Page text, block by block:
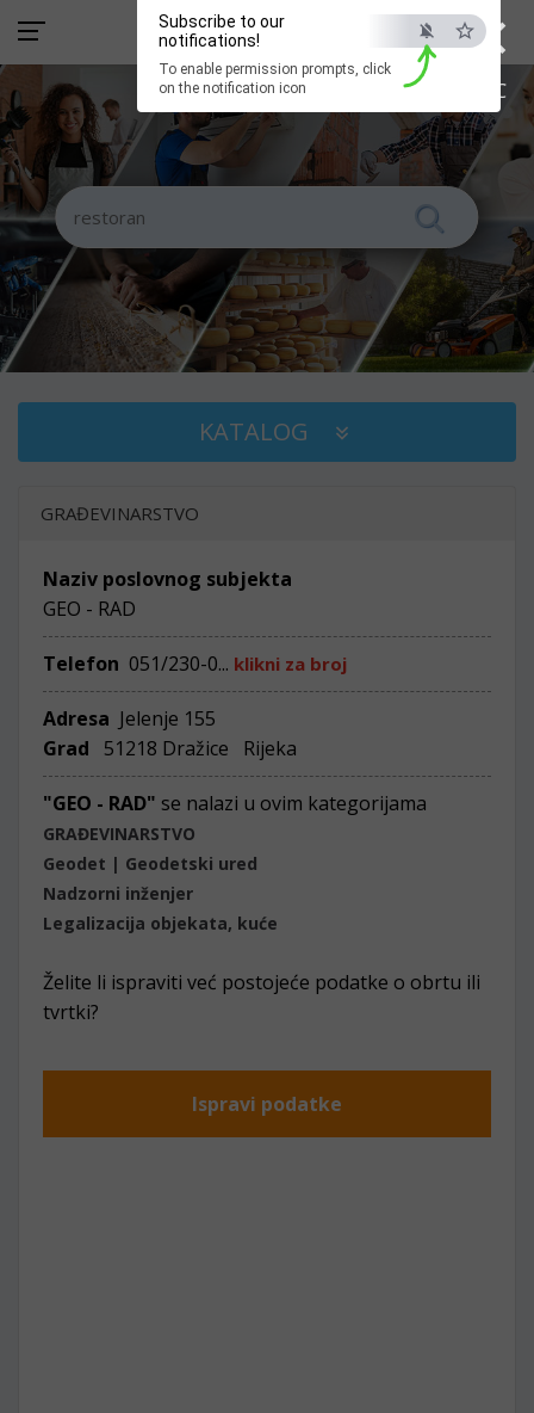
×
ESC
Subscribe to our
notifications!
To enable permission prompts, click
on the notification icon
KATALOG
GRAĐEVINARSTVO
Naziv poslovnog subjekta
GEO - RAD
Telefon 051/230-0... klikni za broj
Adresa Jelenje 155
Grad
51218 Dražice Rijeka
"GEO - RAD" se nalazi u ovim kategorijama
GRAĐEVINARSTVO
Geodet | Geodetski ured
Nadzorni inženjer
Legalizacija objekata, kuće
Želite li ispraviti već postojeće podatke o obrtu ili
tvrtki?
Ispravi podatke